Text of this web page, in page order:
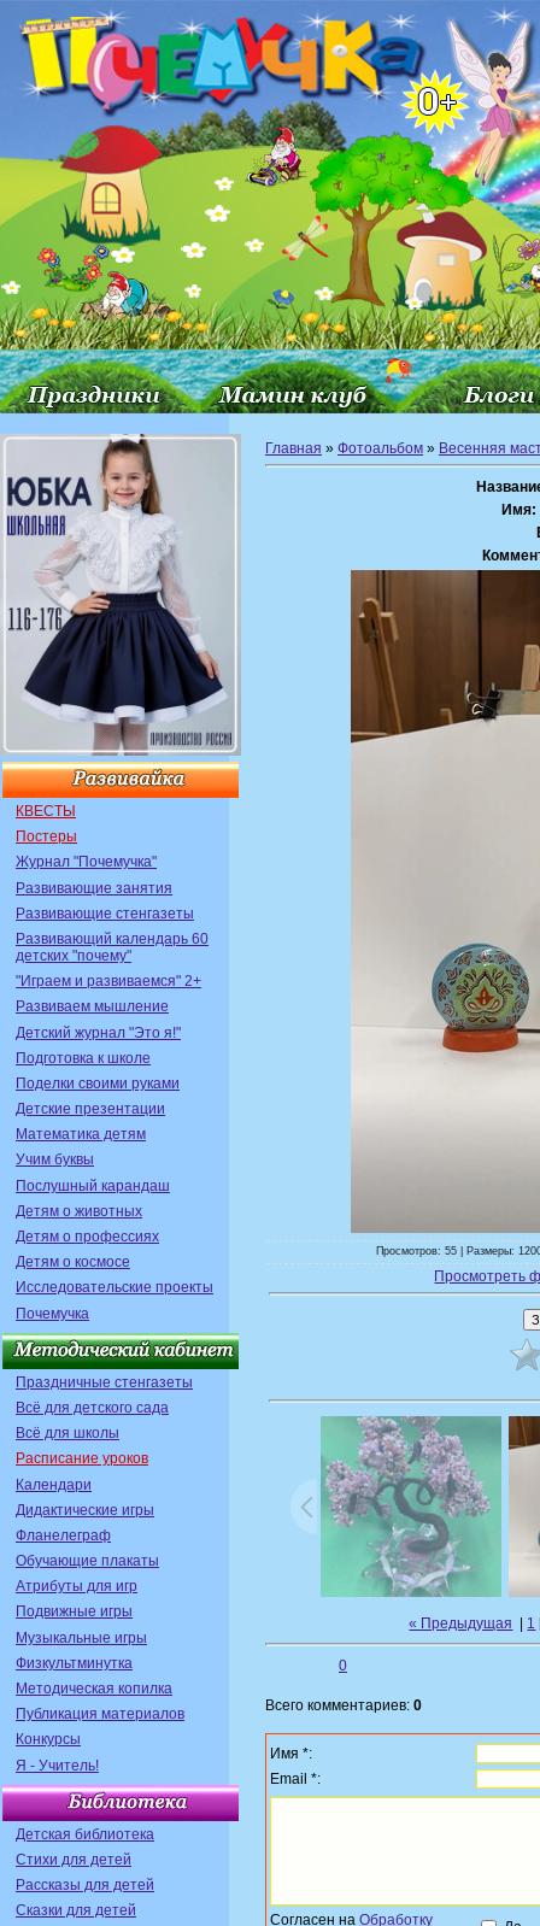
КВЕСТЫ
Постеры
Журнал "Почемучка"
Развивающие занятия
Развивающие стенгазеты
Развивающий календарь 60
детских "почему"
"Играем и развиваемся" 2+
Развиваем мышление
Детский журнал "Это я!"
Подготовка к школе
Поделки своими руками
Детские презентации
Математика детям
Учим буквы
Послушный карандаш
Детям о животных
Детям о профессиях
Детям о космосе
Исследовательские проекты
Почемучка
Праздничные стенгазеты
Всё для детского сада
Всё для школы
Расписание уроков
Календари
Дидактические игры
Фланелеграф
Обучающие плакаты
Атрибуты для игр
Подвижные игры
Музыкальные игры
Физкультминутка
Методическая копилка
Публикация материалов
Конкурсы
Я - Учитель!
Детская библиотека
Стихи для детей
Рассказы для детей
Сказки для детей
Главная » Фотоальбом » Весенняя
Имя:
Просмотров: 55 | Размеры:
Просмотреть
« Предыдущая 1
0
Всего комментариев: 0
Имя *:
Email *:
Согласен на Обработку